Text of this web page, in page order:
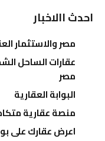
احدث االاخبار
مصر والاستثمار
عقارات الساحل
مصر
البوابة العقارية
منصة عقارية
اعرض عقارك على